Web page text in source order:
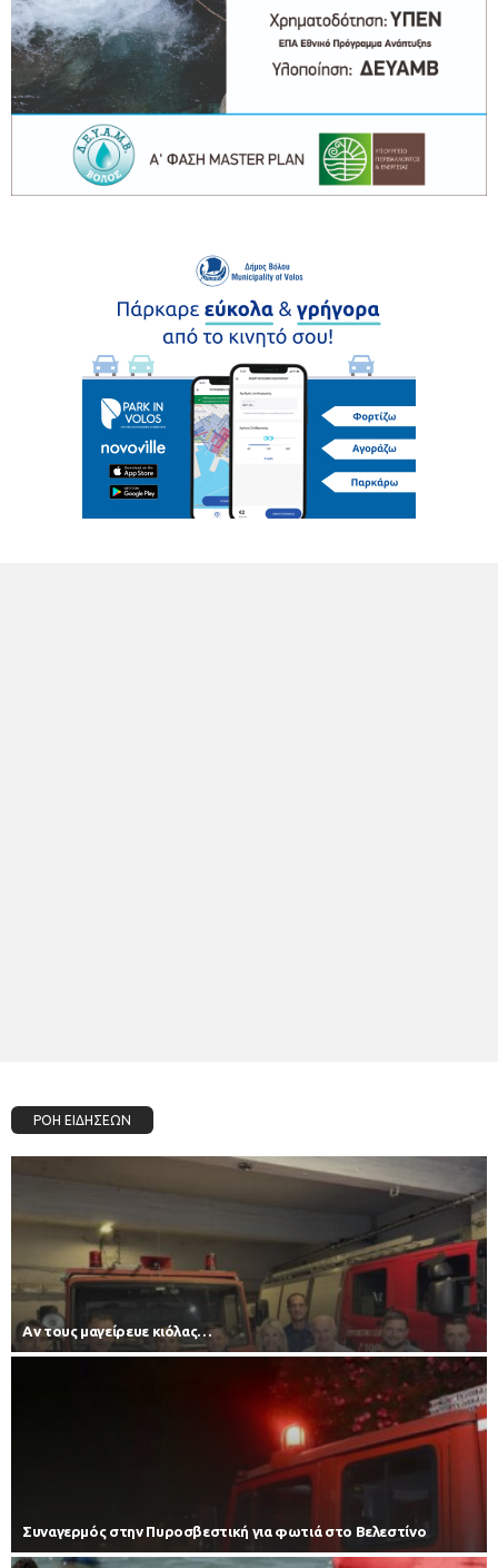
ΡΟΗ ΕΙΔΗΣΕΩΝ
Αν τους μαγείρευε κιόλας…
Συναγερμός στην Πυροσβεστική για φωτιά στο Βελεστίνο